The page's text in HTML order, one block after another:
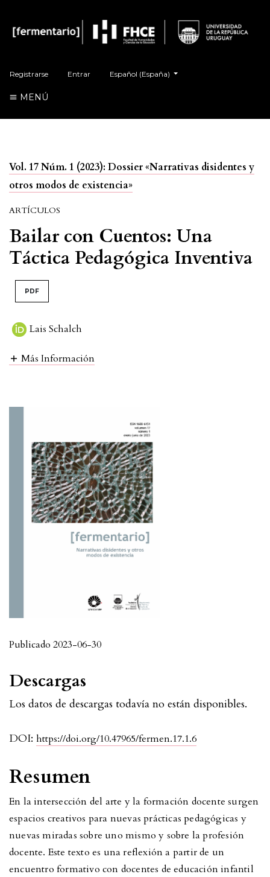
Registrarse Entrar Cambiar el idioma. El actual es:
Español (España)
MENÚ
Vol. 17 Núm. 1 (2023): Dossier «Narrativas disidentes y
otros modos de existencia»
ARTÍCULOS
Bailar con Cuentos: Una
Táctica Pedagógica Inventiva
PDF
Lais Schalch
Más Información
DOI: https://doi.org/10.47965/fermen.17.1.6
Publicado 2023-06-30
Resumen
En la intersección del arte y la formación docente surgen
espacios creativos para nuevas prácticas pedagógicas y
nuevas miradas sobre uno mismo y sobre la profesión
docente. Este texto es una reflexión a partir de un
encuentro formativo con docentes de educación infantil
Descargas
Los datos de descargas todavía no están disponibles.